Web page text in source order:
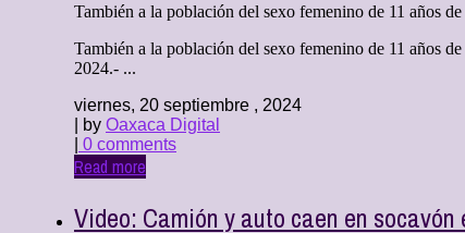
También a la población del sexo femenino de 11 años
También a la población del sexo femenino de 11 años
2024.- ...
viernes, 20 septiembre , 2024
| by Oaxaca Digital
0 comments
Read more
Video: Camión y auto caen en